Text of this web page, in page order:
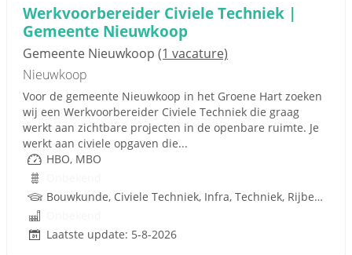
Werkvoorbereider Civiele Techniek |
Gemeente Nieuwkoop
Gemeente Nieuwkoop (1 vacature)
Nieuwkoop
Voor de gemeente Nieuwkoop in het Groene Hart zoeken
wij een Werkvoorbereider Civiele Techniek die graag
werkt aan zichtbare projecten in de openbare ruimte. Je
werkt aan civiele opgaven die...
HBO, MBO
Bouwkunde, Civiele Techniek, Infra, Techniek, Rijbewijs
Laatste update: 5-8-2026